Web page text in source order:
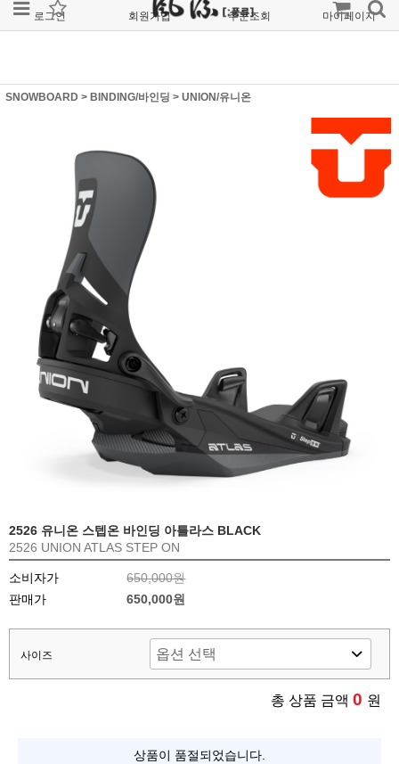
로그인 회원가입 주문조회 마이페이지
SNOWBOARD > BINDING/바인딩 > UNION/유니온
2526 유니온 스텝온 바인딩 아틀라스 BLACK
2526 UNION ATLAS STEP ON
소비자가
650,000원
판매가
650,000원
사이즈
총 상품 금액 0 원
상품이 품절되었습니다.